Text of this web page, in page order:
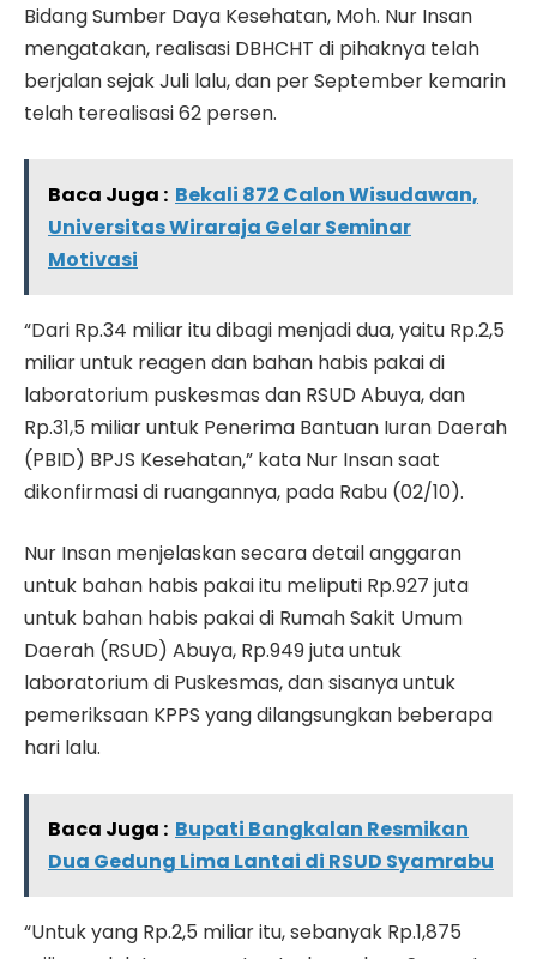
Bidang Sumber Daya Kesehatan, Moh. Nur Insan
mengatakan, realisasi DBHCHT di pihaknya telah
berjalan sejak Juli lalu, dan per September kemarin
telah terealisasi 62 persen.
Baca Juga : Bekali 872 Calon Wisudawan,
Universitas Wiraraja Gelar Seminar
Motivasi
“Dari Rp.34 miliar itu dibagi menjadi dua, yaitu Rp.2,5
miliar untuk reagen dan bahan habis pakai di
laboratorium puskesmas dan RSUD Abuya, dan
Rp.31,5 miliar untuk Penerima Bantuan Iuran Daerah
(PBID) BPJS Kesehatan,” kata Nur Insan saat
dikonfirmasi di ruangannya, pada Rabu (02/10).
Nur Insan menjelaskan secara detail anggaran
untuk bahan habis pakai itu meliputi Rp.927 juta
untuk bahan habis pakai di Rumah Sakit Umum
Daerah (RSUD) Abuya, Rp.949 juta untuk
laboratorium di Puskesmas, dan sisanya untuk
pemeriksaan KPPS yang dilangsungkan beberapa
hari lalu.
Baca Juga : Bupati Bangkalan Resmikan
Dua Gedung Lima Lantai di RSUD Syamrabu
“Untuk yang Rp.2,5 miliar itu, sebanyak Rp.1,875